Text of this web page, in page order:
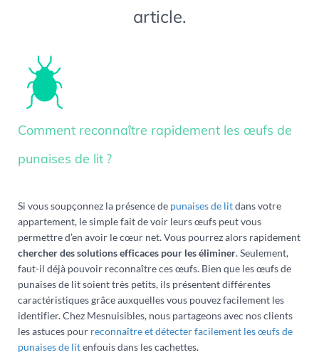
article.
Comment reconnaître rapidement les œufs de
punaises de lit ?
Si vous soupçonnez la présence de punaises de litdans votre
appartement, le simple fait de voir leurs œufs peut vous
permettre d’en avoir le cœur net. Vous pourrez alors rapidement
chercher des solutions efficaces pour les éliminer. Seulement,
faut-il déjà pouvoir reconnaître ces œufs. Bien que les œufs de
punaises de lit soient très petits, ils présentent différentes
caractéristiques grâce auxquelles vous pouvez facilement les
identifier. Chez Mesnuisibles, nous partageons avec nos clients
les astuces pour reconnaître et détecter facilement les œufs de
punaises de litenfouis dans les cachettes.